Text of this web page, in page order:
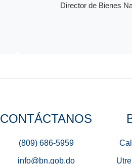
Director de Bienes
CONTÁCTANOS
(809) 686-5959
info@bn.gob.do